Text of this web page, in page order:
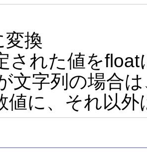
変換
された値を
文字列の場合
値に、それ以